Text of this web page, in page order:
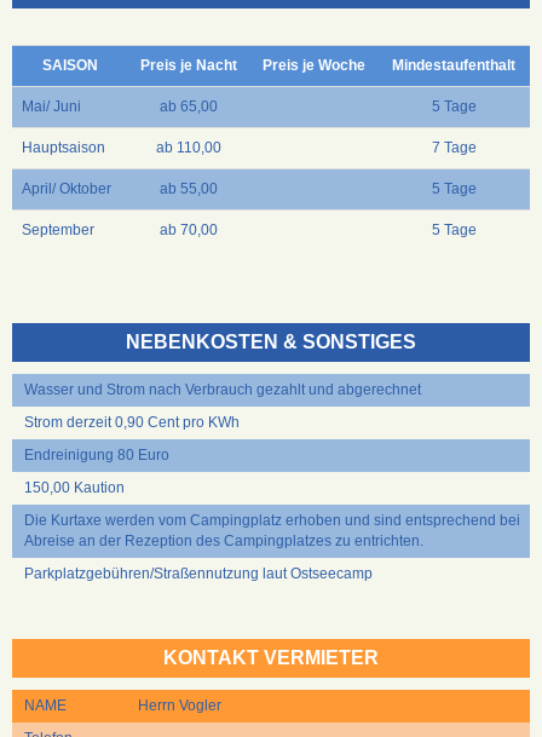
SAISON Preis je Nacht Preis je Woche Mindestaufenthalt
Mai/ Juni ab 65,00 5 Tage
Hauptsaison ab 110,00 7 Tage
April/ Oktober ab 55,00 5 Tage
September ab 70,00 5 Tage
NEBENKOSTEN & SONSTIGES
Wasser und Strom nach Verbrauch gezahlt und abgerechnet
Strom derzeit 0,90 Cent pro KWh
Endreinigung 80 Euro
150,00 Kaution
Die Kurtaxe werden vom Campingplatz erhoben und sind entsprechend bei
Abreise an der Rezeption des Campingplatzes zu entrichten.
Parkplatzgebühren/Straßennutzung laut Ostseecamp
KONTAKT VERMIETER
NAME
Herrn Vogler